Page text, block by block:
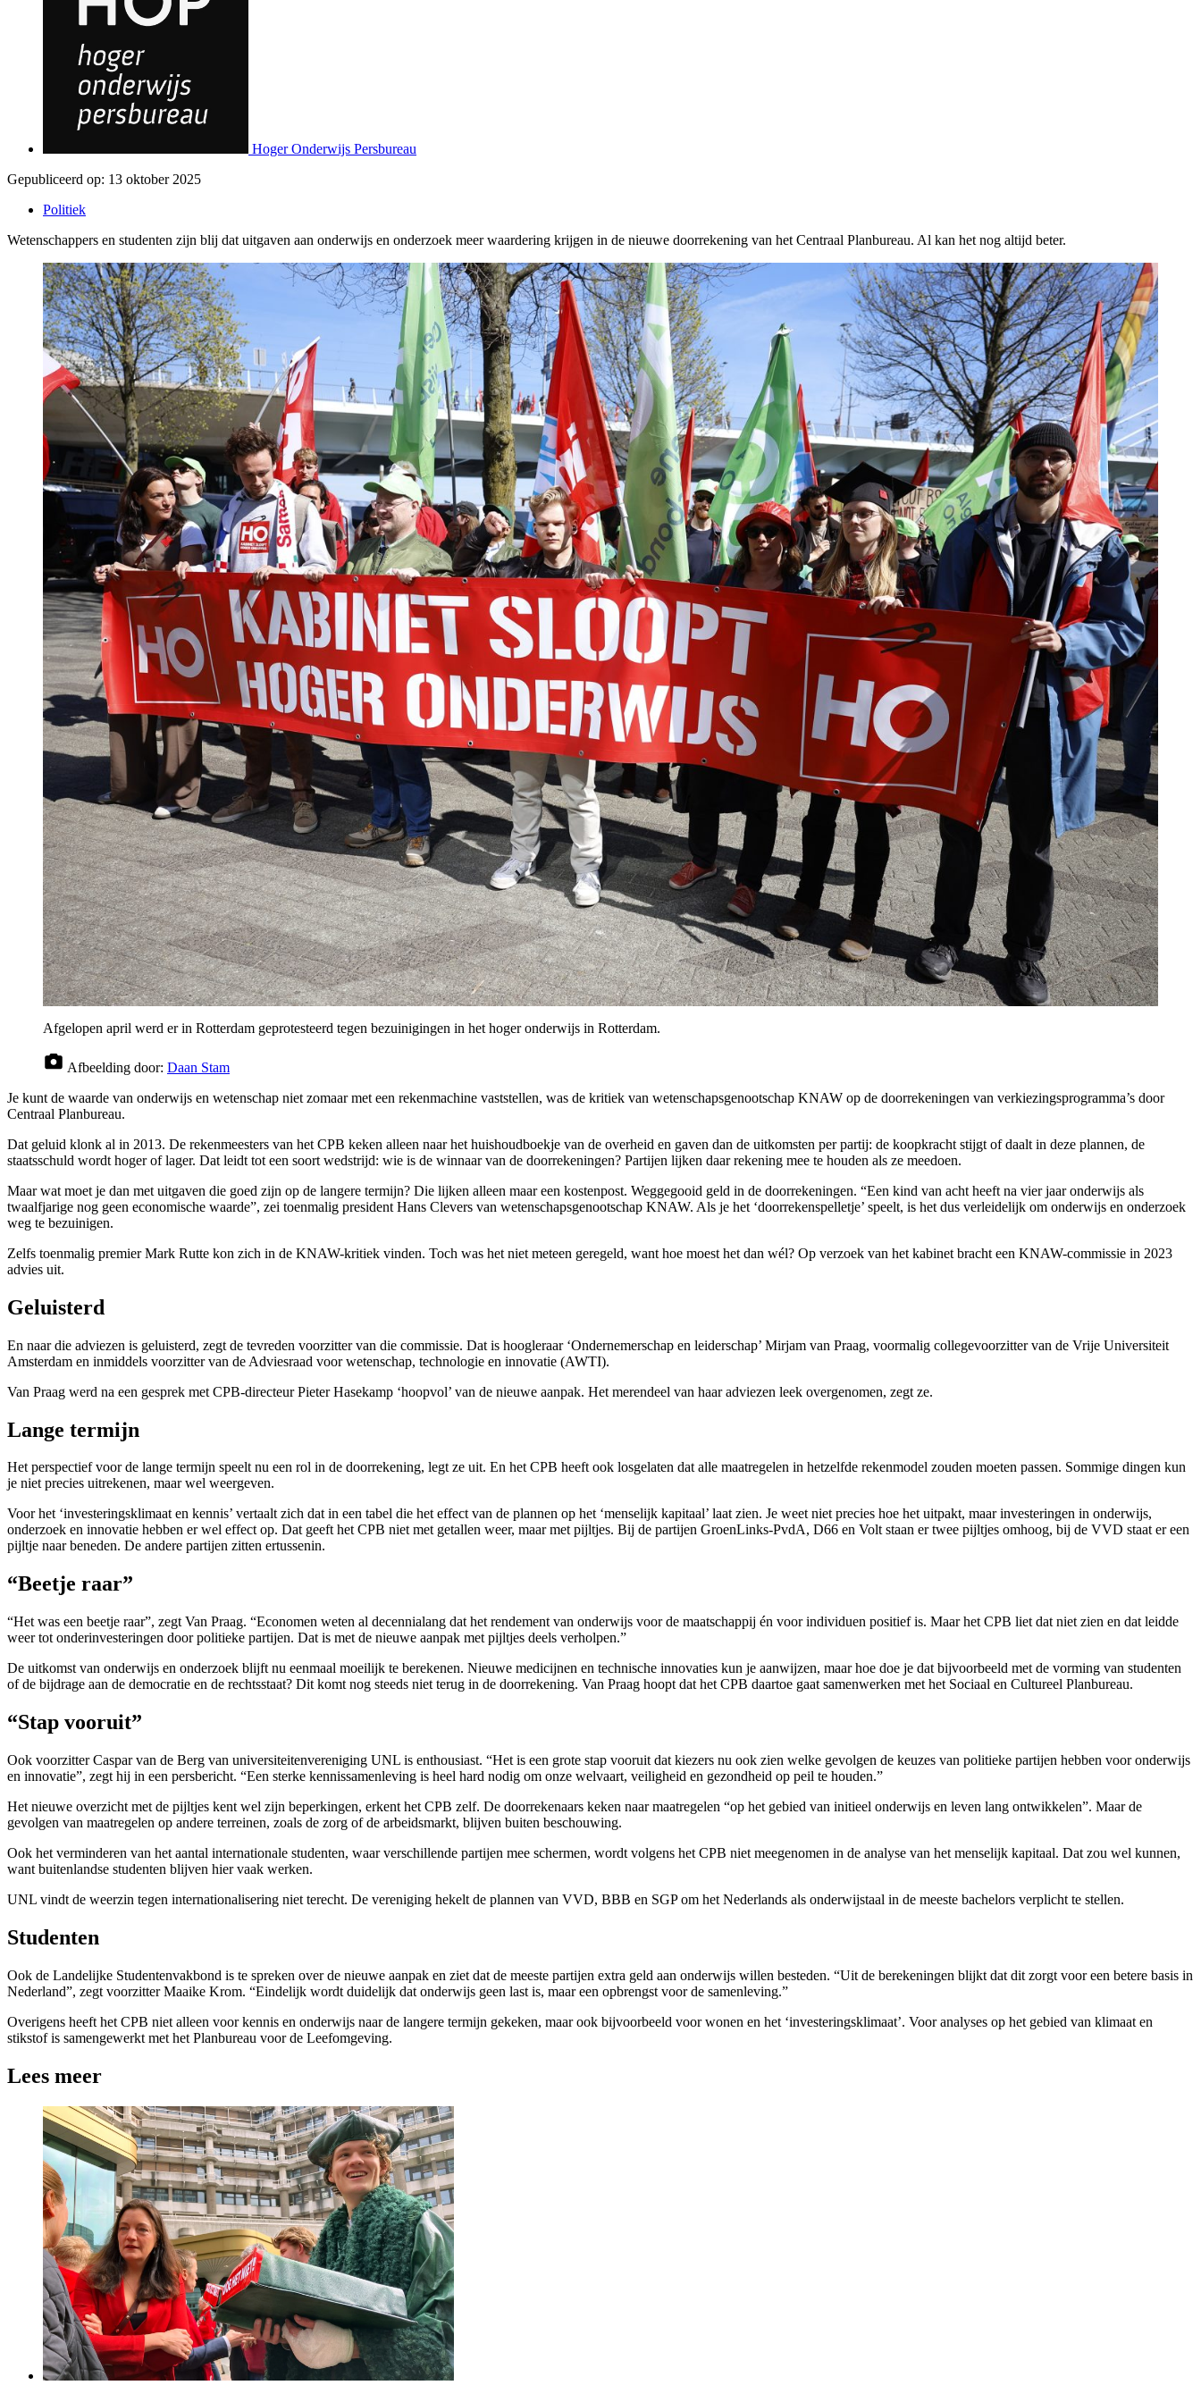
Hoger Onderwijs Persbureau
Gepubliceerd op: 13 oktober 2025
Politiek
Wetenschappers en studenten zijn blij dat uitgaven aan onderwijs en onderzoek meer waardering krijgen in de nieuwe doorrekening van het Centraal Planbureau. Al kan het nog altijd beter.
Afgelopen april werd er in Rotterdam geprotesteerd tegen bezuinigingen in het hoger onderwijs in Rotterdam.
Afbeelding door: Daan Stam
Je kunt de waarde van onderwijs en wetenschap niet zomaar met een rekenmachine vaststellen, was de kritiek van wetenschapsgenootschap KNAW op de doorrekeningen van verkiezingsprogramma’s door
Centraal Planbureau.
Dat geluid klonk al in 2013. De rekenmeesters van het CPB keken alleen naar het huishoudboekje van de overheid en gaven dan de uitkomsten per partij: de koopkracht stijgt of daalt in deze plannen, de
staatsschuld wordt hoger of lager. Dat leidt tot een soort wedstrijd: wie is de winnaar van de doorrekeningen? Partijen lijken daar rekening mee te houden als ze meedoen.
Maar wat moet je dan met uitgaven die goed zijn op de langere termijn? Die lijken alleen maar een kostenpost. Weggegooid geld in de doorrekeningen. “Een kind van acht heeft na vier jaar onderwijs als
twaalfjarige nog geen economische waarde”, zei toenmalig president Hans Clevers van wetenschapsgenootschap KNAW. Als je het ‘doorrekenspelletje’ speelt, is het dus verleidelijk om onderwijs en onderzoek
weg te bezuinigen.
Zelfs toenmalig premier Mark Rutte kon zich in de KNAW-kritiek vinden. Toch was het niet meteen geregeld, want hoe moest het dan wél? Op verzoek van het kabinet bracht een KNAW-commissie in 2023
advies uit.
Geluisterd
En naar die adviezen is geluisterd, zegt de tevreden voorzitter van die commissie. Dat is hoogleraar ‘Ondernemerschap en leiderschap’ Mirjam van Praag, voormalig collegevoorzitter van de Vrije Universiteit
Amsterdam en inmiddels voorzitter van de Adviesraad voor wetenschap, technologie en innovatie (AWTI).
Van Praag werd na een gesprek met CPB-directeur Pieter Hasekamp ‘hoopvol’ van de nieuwe aanpak. Het merendeel van haar adviezen leek overgenomen, zegt ze.
Lange termijn
Het perspectief voor de lange termijn speelt nu een rol in de doorrekening, legt ze uit. En het CPB heeft ook losgelaten dat alle maatregelen in hetzelfde rekenmodel zouden moeten passen. Sommige dingen kun
je niet precies uitrekenen, maar wel weergeven.
Voor het ‘investeringsklimaat en kennis’ vertaalt zich dat in een tabel die het effect van de plannen op het ‘menselijk kapitaal’ laat zien. Je weet niet precies hoe het uitpakt, maar investeringen in onderwijs,
onderzoek en innovatie hebben er wel effect op. Dat geeft het CPB niet met getallen weer, maar met pijltjes. Bij de partijen GroenLinks-PvdA, D66 en Volt staan er twee pijltjes omhoog, bij de VVD staat er een
pijltje naar beneden. De andere partijen zitten ertussenin.
“Beetje raar”
“Het was een beetje raar”, zegt Van Praag. “Economen weten al decennialang dat het rendement van onderwijs voor de maatschappij én voor individuen positief is. Maar het CPB liet dat niet zien en dat leidde
weer tot onderinvesteringen door politieke partijen. Dat is met de nieuwe aanpak met pijltjes deels verholpen.”
De uitkomst van onderwijs en onderzoek blijft nu eenmaal moeilijk te berekenen. Nieuwe medicijnen en technische innovaties kun je aanwijzen, maar hoe doe je dat bijvoorbeeld met de vorming van studenten
of de bijdrage aan de democratie en de rechtsstaat? Dit komt nog steeds niet terug in de doorrekening. Van Praag hoopt dat het CPB daartoe gaat samenwerken met het Sociaal en Cultureel Planbureau.
“Stap vooruit”
Ook voorzitter Caspar van de Berg van universiteitenvereniging UNL is enthousiast. “Het is een grote stap vooruit dat kiezers nu ook zien welke gevolgen de keuzes van politieke partijen hebben voor onderwijs
en innovatie”, zegt hij in een persbericht. “Een sterke kennissamenleving is heel hard nodig om onze welvaart, veiligheid en gezondheid op peil te houden.”
Het nieuwe overzicht met de pijltjes kent wel zijn beperkingen, erkent het CPB zelf. De doorrekenaars keken naar maatregelen “op het gebied van initieel onderwijs en leven lang ontwikkelen”. Maar de
gevolgen van maatregelen op andere terreinen, zoals de zorg of de arbeidsmarkt, blijven buiten beschouwing.
Ook het verminderen van het aantal internationale studenten, waar verschillende partijen mee schermen, wordt volgens het CPB niet meegenomen in de analyse van het menselijk kapitaal. Dat zou wel kunnen,
want buitenlandse studenten blijven hier vaak werken.
UNL vindt de weerzin tegen internationalisering niet terecht. De vereniging hekelt de plannen van VVD, BBB en SGP om het Nederlands als onderwijstaal in de meeste bachelors verplicht te stellen.
Studenten
Ook de Landelijke Studentenvakbond is te spreken over de nieuwe aanpak en ziet dat de meeste partijen extra geld aan onderwijs willen besteden. “Uit de berekeningen blijkt dat dit zorgt voor een betere basis in
Nederland”, zegt voorzitter Maaike Krom. “Eindelijk wordt duidelijk dat onderwijs geen last is, maar een opbrengst voor de samenleving.”
Overigens heeft het CPB niet alleen voor kennis en onderwijs naar de langere termijn gekeken, maar ook bijvoorbeeld voor wonen en het ‘investeringsklimaat’. Voor analyses op het gebied van klimaat en
stikstof is samengewerkt met het Planbureau voor de Leefomgeving.
Lees meer